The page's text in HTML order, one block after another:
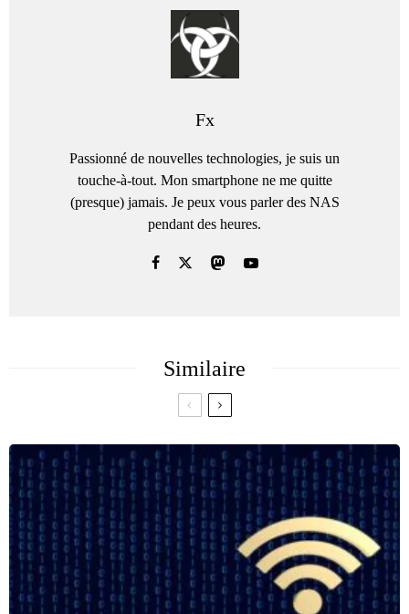
Fx
Passionné de nouvelles technologies, je suis un
touche-à-tout. Mon smartphone ne me quitte
(presque) jamais. Je peux vous parler des NAS
pendant des heures.
Similaire